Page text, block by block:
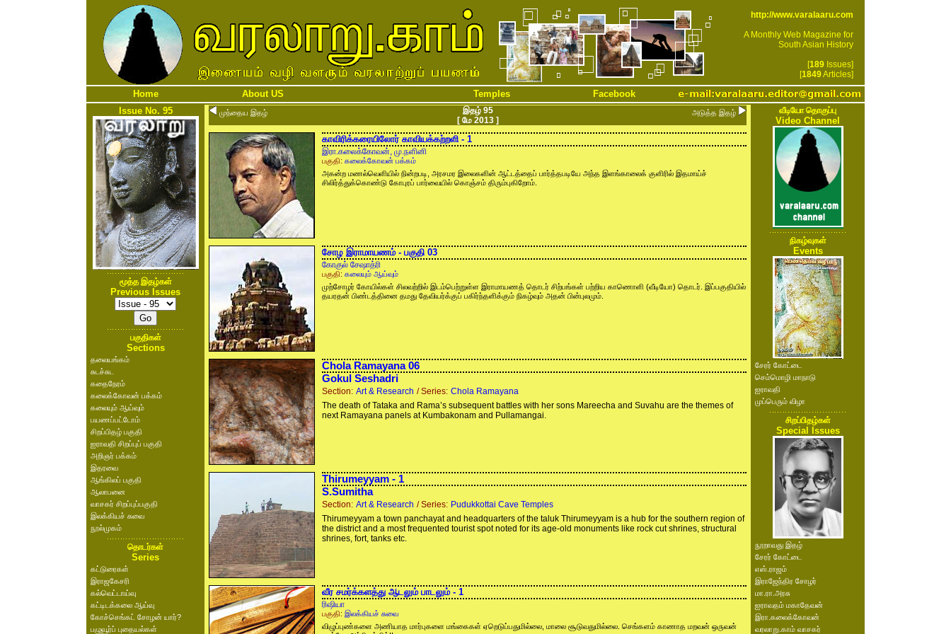
http://www.varalaaru.com
A Monthly Web Magazine for
South Asian History
[189Issues]
[1849Articles]
Home About US Temples
Facebook
Issue No. 95
மூத்த இதழ்கள்
Previous Issues
பகுதிகள்
Sections
தலையங்கம்
சுடச்சுட
கதைநேரம்
கலைக்கோவன் பக்கம்
கலையும் ஆய்வும்
பயணப்பட்டோம்
சிறப்பிதழ் பகுதி
ஐராவதி சிறப்புப் பகுதி
அறிஞர் பக்கம்
இதரவை
ஆங்கிலப் பகுதி
ஆலாபனை
வாசகர் சிறப்புப்பகுதி
இலக்கியச் சுவை
நூல்முகம்
தொடர்கள்
Series
கட்டுரைகள்
இராஜகேசரி
கல்வெட்டாய்வு
கட்டிடக்கலை ஆய்வு
கோச்செங்கட் சோழன் யார்?
பழுவூர்ப் புதையல்கள்
முந்தைய இதழ்
இதழ் 95
[ மே 2013 ]
அடுத்த இதழ்
காவிரிக்கரையிலோர் காவியக்கற்றளி - 1
இரா.கலைக்கோவன், மு.நளினி
பகுதி: கலைக்கோவன் பக்கம்
அகன்ற மணல்வெளியில் நின்றபடி, அரசமர இலைகளின் ஆட்டத்தைப் பார்த்தபடியே அந்த இளங்காலைக் குளிரில் இதமாய்ச்
சிலிர்த்துக்கொண்டு கோபுரப் பார்வையில் கொஞ்சம் திரும்புகிறோம்.
சோழ இராமாயணம் - பகுதி 03
கோகுல் சேஷாத்ரி
பகுதி: கலையும் ஆய்வும்
முற்சோழர் கோயில்கள் சிலவற்றில் இடம்பெற்றுள்ள இராமாயணத் தொடர் சிற்பங்கள் பற்றிய காணொளி (வீடியோ) தொடர். இப்பகுதியில்
தயரதன் பிண்டத்தினை தமது தேவியர்க்குப் பகிர்ந்தளிக்கும் நிகழ்வும் அதன் பின்புலமும்.
Chola Ramayana 06
Gokul Seshadri
Section: Art & Research / Series: Chola Ramayana
The death of Tataka and Rama’s subsequent battles with her sons Mareecha and Suvahu are the themes of
next Ramayana panels at Kumbakonam and Pullamangai.
Thirumeyyam - 1
S.Sumitha
Section: Art & Research / Series: Pudukkottai Cave Temples
Thirumeyyam a town panchayat and headquarters of the taluk Thirumeyyam is a hub for the southern region of
the district and a most frequented tourist spot noted for its age-old monuments like rock cut shrines, structural
shrines, fort, tanks etc.
வீர சமர்க்களத்து ஆடலும் பாடலும் - 1
ரிஷியா
பகுதி: இலக்கியச் சுவை
விழுப்புண்களை அணியாத மார்புகளை மங்கைகள் ஏறெடுப்பதுமில்லை, மாலை சூடுவதுமில்லை. செங்களம் காணாத மறவன் ஒருவன்
வீடியோ தொகுப்பு
Video Channel
நிகழ்வுகள்
Events
சேரர் கோட்டை
செம்மொழி மாநாடு
ஐராவதி
முப்பெரும் விழா
சிறப்பிதழ்கள்
Special Issues
நூறாவது இதழ்
சேரர் கோட்டை
எஸ்.ராஜம்
இராஜேந்திர சோழர்
மா.ரா.அரசு
ஐராவதம் மகாதேவன்
இரா.கலைக்கோவன்
வரலாறு.காம் வாசகர்